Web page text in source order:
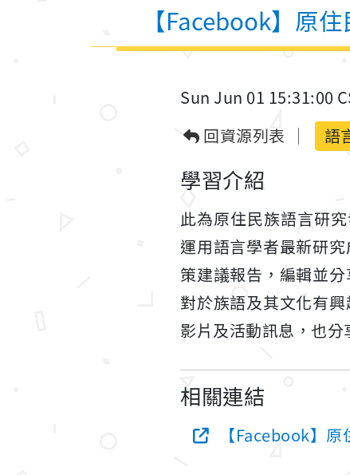
【Facebook】原
Sun Jun 01 15:31:00
回資源列表
語
學習介紹
此為原住民族語言研
運用語言學者最新研
策建議報告，編輯並
對於族語及其文化有
影片及活動訊息，也
相關連結
【Facebook】